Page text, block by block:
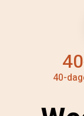
40-